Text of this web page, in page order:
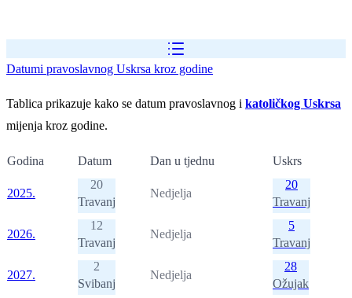
Datumi pravoslavnog Uskrsa kroz godine
Tablica prikazuje kako se datum pravoslavnog i katoličkog Uskrsa
mijenja kroz godine.
Godina Datum Dan u tjednu Uskrs
2025.
20
Travanj
Nedjelja
20
Travanj
2026.
12
Travanj
Nedjelja
5
Travanj
2027.
2
Svibanj
Nedjelja
28
Ožujak